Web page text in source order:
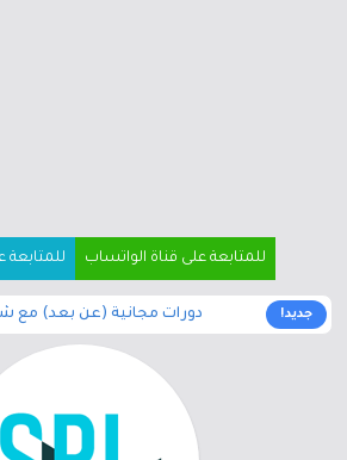
للمتابعة على قناة الواتساب للمتابعة
جديد! دورات مجانية (عن بعد) مع